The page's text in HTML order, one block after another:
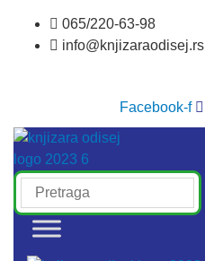
sadržaj
065/220-63-98
info@knjizaraodisej.rs
Facebook-f